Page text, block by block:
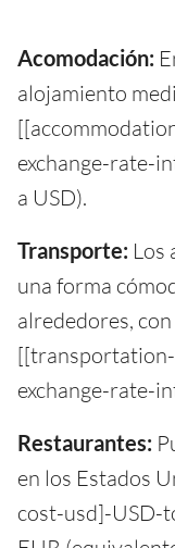
Acomodación:
alojamiento
exchange-rate-
a USD).
Transporte: Los
una forma
alrededores,
exchange-rate-
Restaurantes:
en los Estados
cost-usd]-USD-